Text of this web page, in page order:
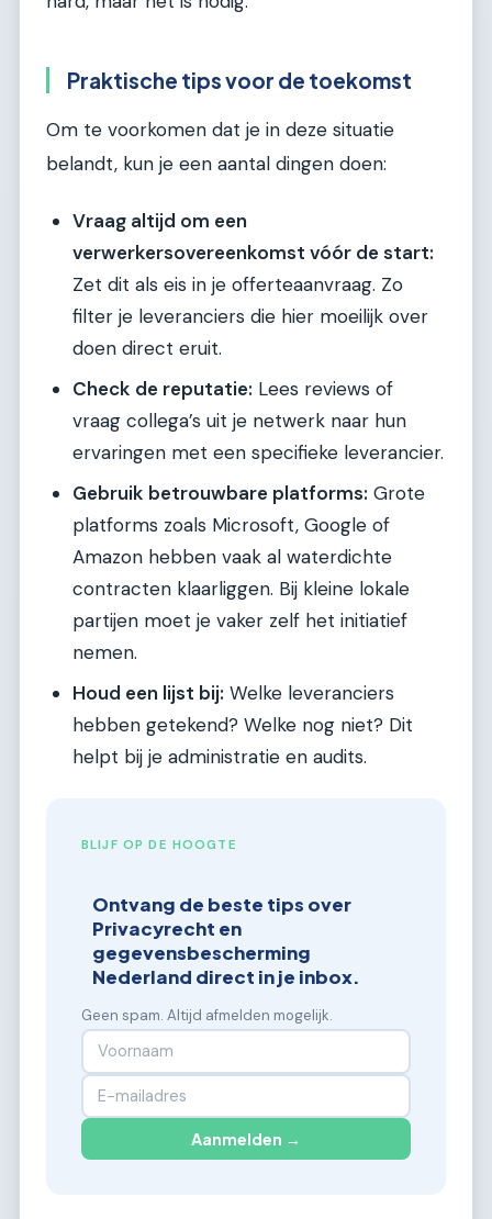
Praktische tips voor de toekomst
Om te voorkomen dat je in deze situatie
belandt, kun je een aantal dingen doen:
Vraag altijd om een
verwerkersovereenkomst vóór de start:
Zet dit als eis in je offerteaanvraag. Zo
filter je leveranciers die hier moeilijk over
doen direct eruit.
Check de reputatie: Lees reviews of
vraag collega’s uit je netwerk naar hun
ervaringen met een specifieke leverancier.
Gebruik betrouwbare platforms: Grote
platforms zoals Microsoft, Google of
Amazon hebben vaak al waterdichte
contracten klaarliggen. Bij kleine lokale
partijen moet je vaker zelf het initiatief
nemen.
Houd een lijst bij: Welke leveranciers
hebben getekend? Welke nog niet? Dit
helpt bij je administratie en audits.
BLIJF OP DE HOOGTE
Ontvang de beste tips over
Privacyrecht en
gegevensbescherming
Nederland direct in je inbox.
Geen spam. Altijd afmelden mogelijk.
Aanmelden →